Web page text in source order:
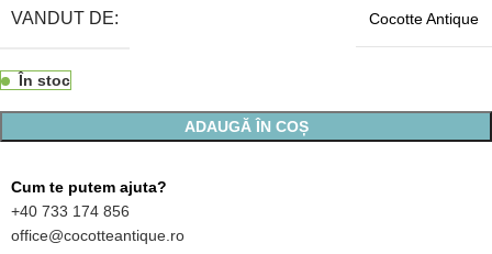
VANDUT DE: Cocotte Antique
În stoc
ADAUGĂ ÎN COȘ
Cum te putem ajuta?
+40 733 174 856
office@cocotteantique.ro